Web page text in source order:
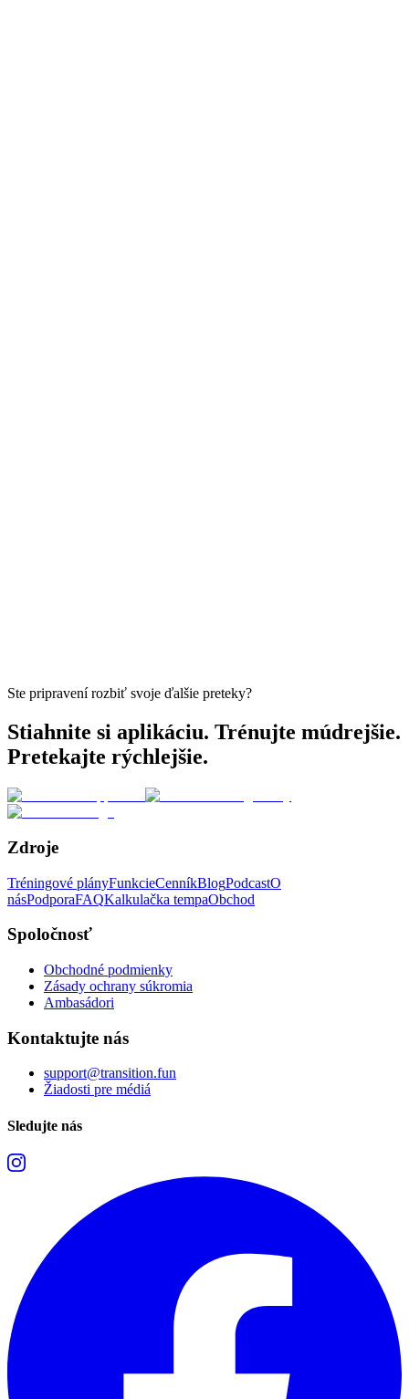
Ste pripravení rozbiť svoje ďalšie preteky?
Stiahnite si aplikáciu. Trénujte múdrejšie.
Pretekajte rýchlejšie.
Zdroje
Tréningové plányFunkcieCenníkBlogPodcastO
násPodporaFAQKalkulačka tempaObchod
Spoločnosť
Obchodné podmienky
Zásady ochrany súkromia
Ambasádori
Kontaktujte nás
support@transition.fun
Žiadosti pre médiá
Sledujte nás